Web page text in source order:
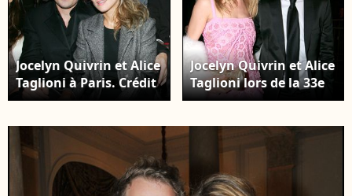
Jocelyn Quivrin et Alice
Taglioni à Paris. Crédit
: RINDOFF-BORDE /
Jocelyn Quivrin et Alice
Taglioni lors de la 33e
cérémonie des Césars à
RINDOFF-BORDE /
BESTIMAGE